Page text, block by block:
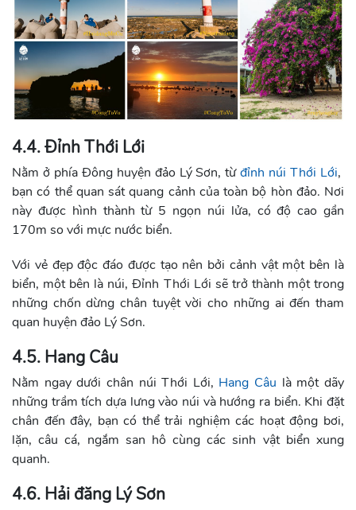
4.4. Đỉnh Thới Lới
Nằm ở phía Đông huyện đảo Lý Sơn, từđỉnh núi Thới Lới,
bạn có thể quan sát quang cảnh của toàn bộ hòn đảo. Nơi
này được hình thành từ 5 ngọn núi lửa, có độ cao gần
170m so với mực nước biển.
Với vẻ đẹp độc đáo được tạo nên bởi cảnh vật một bên là
biển, một bên là núi, Đỉnh Thới Lới sẽ trở thành một trong
những chốn dừng chân tuyệt vời cho những ai đến tham
quan huyện đảo Lý Sơn.
4.5. Hang Câu
Nằm ngay dưới chân núi Thới Lới, Hang Câu là một dãy
những trầm tích dựa lưng vào núi và hướng ra biển. Khi đặt
chân đến đây, bạn có thể trải nghiệm các hoạt động bơi,
lặn, câu cá, ngắm san hô cùng các sinh vật biển xung
quanh.
4.6. Hải đăng Lý Sơn